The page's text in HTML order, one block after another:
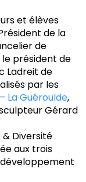
et élèves
de la
de
le président de
Ladreit de
par les
La Guéroulde,
Gérard
Diversité
aux trois